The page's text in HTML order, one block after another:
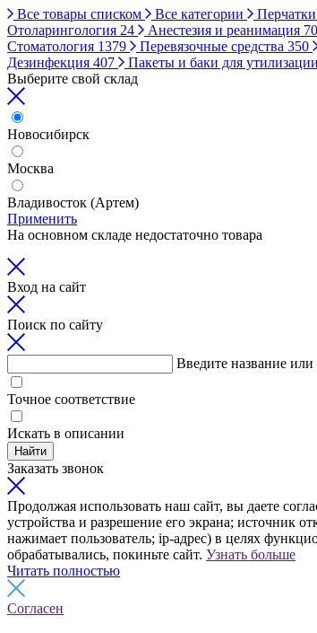
Все товары списком Все категории Перчатки
Отоларингология 24 Анестезия и реанимация
Стоматология 1379 Перевязочные средства 350
Дезинфекция 407 Пакеты и баки для утилизации
Выберите свой склад
Новосибирск
Москва
Владивосток (Артем)
Применить
На основном складе недостаточно товара
Вход на сайт
Поиск по сайту
Введите название
Точное соответствие
Искать в описании
Найти
Заказать звонок
Продолжая использовать наш сайт, вы даете
устройства и разрешение его экрана; источник
нажимает пользователь; ip-адрес) в целях
обрабатывались, покиньте сайт. Узнать больше
Читать полностью
Согласен